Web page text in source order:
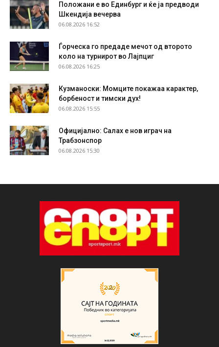
Положани е во Единбург и ќе ја предводи
Шкендија вечерва
06.08.2026 16:52
Ѓорческа го предаде мечот од второто
коло на турнирот во Лајпциг
06.08.2026 16:25
Кузманоски: Момците покажаа карактер,
борбеност и тимски дух!
06.08.2026 15:55
Официјално: Салах е нов играч на
Трабзонспор
06.08.2026 15:30